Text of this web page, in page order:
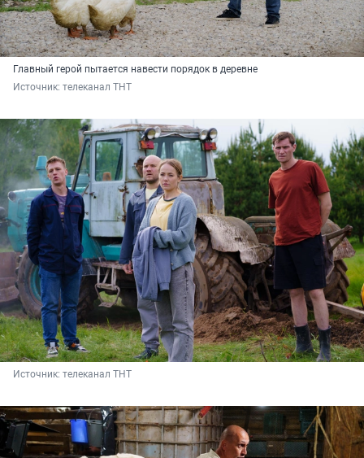
Главный герой пытается навести порядок в деревне
Источник: телеканал ТНТ
Источник: телеканал ТНТ